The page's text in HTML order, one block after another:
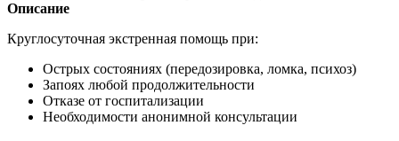
Описание
Круглосуточная экстренная помощь при:
Острых состояниях (передозировка, ломка, психоз)
Запоях любой продолжительности
Отказе от госпитализации
Необходимости анонимной консультации